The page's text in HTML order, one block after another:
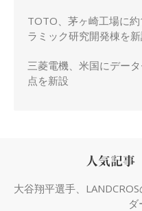
TOTO、茅ヶ崎工場に
ラミック研究開発棟を
三菱電機、米国にデー
点を新設
人気記事
大谷翔平選手、
ダ